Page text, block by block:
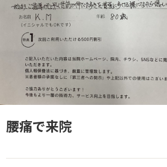
腰痛で来院